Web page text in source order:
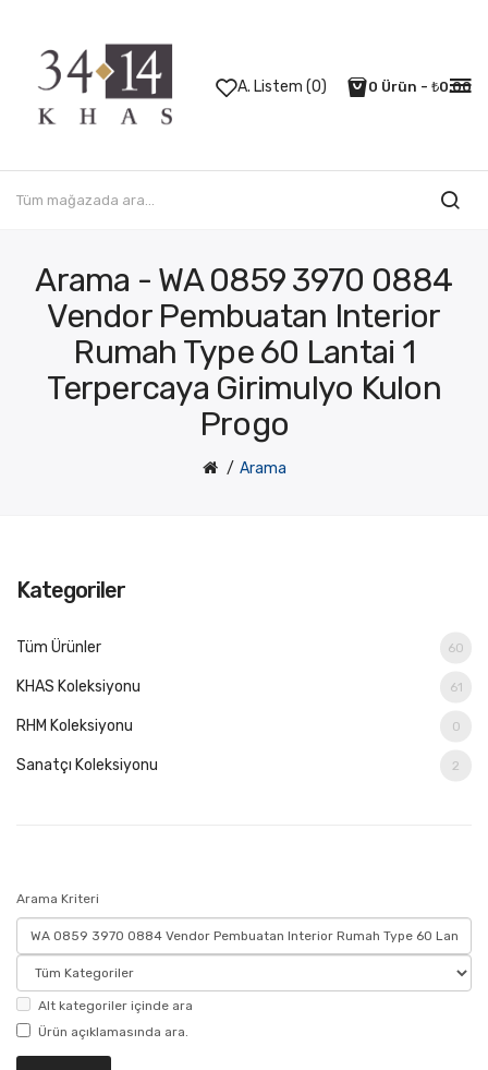
A. Listem (0) 0 Ürün - ₺0,00
Arama - WA 0859 3970 0884
Vendor Pembuatan Interior
Rumah Type 60 Lantai 1
Terpercaya Girimulyo Kulon
Progo
Arama
Kategoriler
Tüm Ürünler 60
KHAS Koleksiyonu 61
RHM Koleksiyonu 0
Sanatçı Koleksiyonu 2
Arama Kriteri
Alt kategoriler içinde ara
Ürün açıklamasında ara.